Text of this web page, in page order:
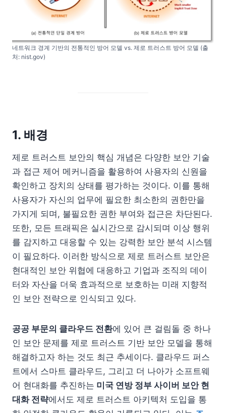
네트워크 경계 기반의 전통적인 방어 모델 vs. 제로 트러스트 방어 모델 (출
처: nist.gov)
1. 배경
제로 트러스트 보안의 핵심 개념은 다양한 보안 기술
과 접근 제어 메커니즘을 활용하여 사용자의 신원을
확인하고 장치의 상태를 평가하는 것이다. 이를 통해
사용자가 자신의 업무에 필요한 최소한의 권한만을
가지게 되며, 불필요한 권한 부여와 접근은 차단된다.
또한, 모든 트래픽은 실시간으로 감시되며 이상 행위
를 감지하고 대응할 수 있는 강력한 보안 분석 시스템
이 필요하다. 이러한 방식으로 제로 트러스트 보안은
현대적인 보안 위협에 대응하고 기업과 조직의 데이
터와 자산을 더욱 효과적으로 보호하는 미래 지향적
인 보안 전략으로 인식되고 있다.
공공 부문의 클라우드 전환에 있어 큰 걸림돌 중 하나
인 보안 문제를 제로 트러스트 기반 보안 모델을 통해
해결하고자 하는 것도 최근 추세이다. 클라우드 퍼스
트에서 스마트 클라우드, 그리고 더 나아가 소프트웨
어 현대화를 추진하는 미국 연방 정부 사이버 보안 현
대화 전략에서도 제로 트러스트 아키텍처 도입을 통